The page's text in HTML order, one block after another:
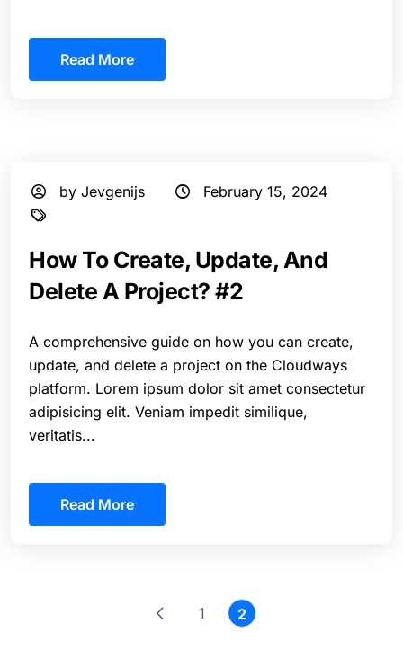
Read More
by Jevgenijs February 15, 2024
How To Create, Update, And
Delete A Project? #2
A comprehensive guide on how you can create,
update, and delete a project on the Cloudways
platform. Lorem ipsum dolor sit amet consectetur
adipisicing elit. Veniam impedit similique,
veritatis...
Read More
1 2